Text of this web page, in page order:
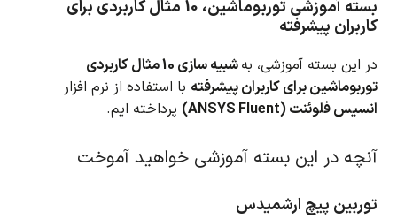
بسته آموزشی توربوماشین، 10 مثال کاربردی برای
کاربران پیشرفته
در این بسته آموزشی، به
شبیه سازی 10 مثال کاربردی
توربوماشین برای کاربران پیشرفته با استفاده از نرم افزار
انسیس فلوئنت (ANSYS Fluent)
پرداخته ایم.
آنچه در این بسته آموزشی خواهید آموخت
توربین پیچ ارشمیدس